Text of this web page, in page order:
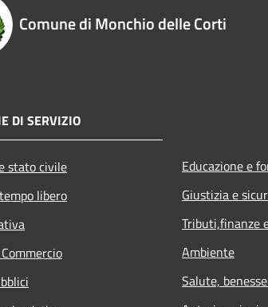
Comune di Monchio delle Corti
DI SERVIZIO
stato civile
libero
Educazione e
Giustizia e
Tributi,finanze
Ambiente
Salute,